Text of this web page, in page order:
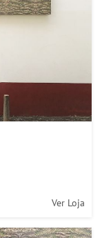
Ver Loja